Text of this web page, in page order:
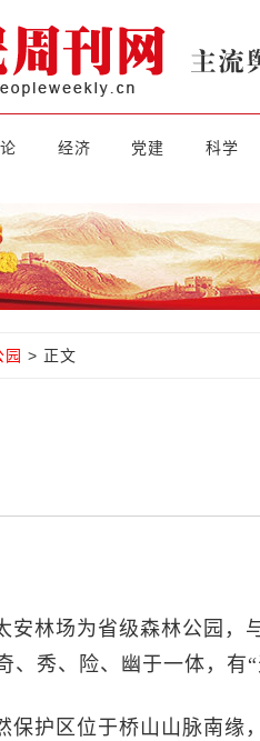
经济 党建 科学
园 > 正文
安林场为省级森林公园，
、秀、险、幽于一体，有“
保护区位于桥山山脉南缘